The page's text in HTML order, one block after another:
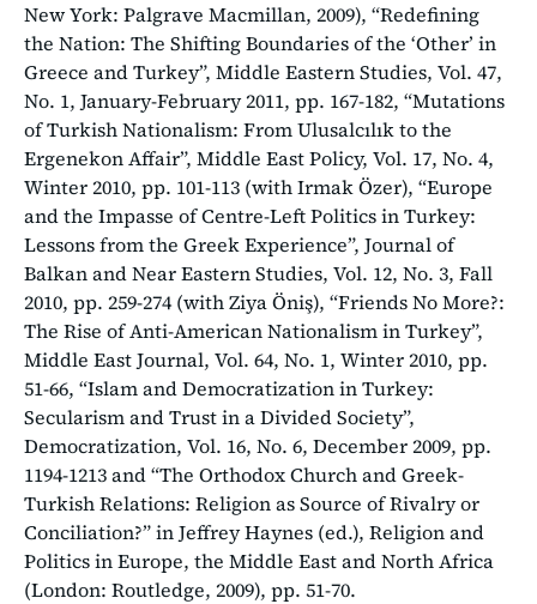
New York: Palgrave Macmillan, 2009), “Redefining
the Nation: The Shifting Boundaries of the ‘Other’ in
Greece and Turkey”, Middle Eastern Studies, Vol. 47,
No. 1, January-February 2011, pp. 167-182, “Mutations
of Turkish Nationalism: From Ulusalcılık to the
Ergenekon Affair”, Middle East Policy, Vol. 17, No. 4,
Winter 2010, pp. 101-113 (with Irmak Özer), “Europe
and the Impasse of Centre-Left Politics in Turkey:
Lessons from the Greek Experience”, Journal of
Balkan and Near Eastern Studies, Vol. 12, No. 3, Fall
2010, pp. 259-274 (with Ziya Öniş), “Friends No More?:
The Rise of Anti-American Nationalism in Turkey”,
Middle East Journal, Vol. 64, No. 1, Winter 2010, pp.
51-66, “Islam and Democratization in Turkey:
Secularism and Trust in a Divided Society”,
Democratization, Vol. 16, No. 6, December 2009, pp.
1194-1213 and “The Orthodox Church and Greek-
Turkish Relations: Religion as Source of Rivalry or
Conciliation?” in Jeffrey Haynes (ed.), Religion and
Politics in Europe, the Middle East and North Africa
(London: Routledge, 2009), pp. 51-70.